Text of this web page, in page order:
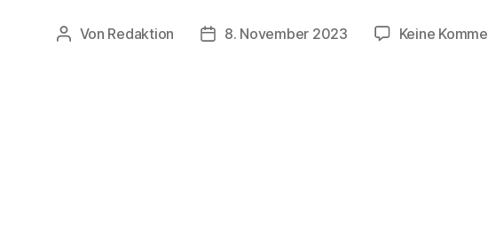
Beitragsautor
Von Redaktion Beitragsdatum
8. November 2023 Keine